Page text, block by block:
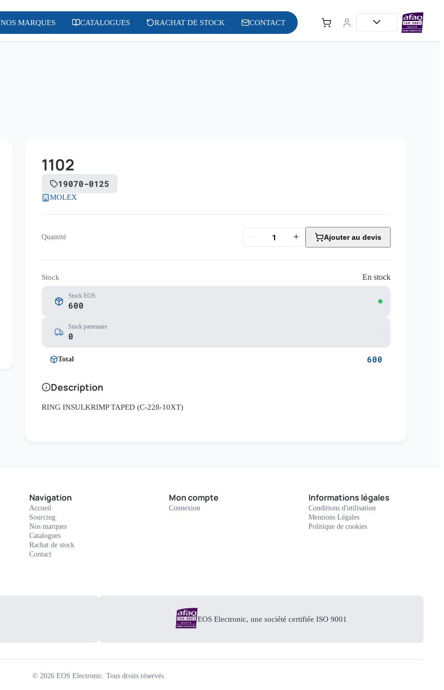
NOS MARQUES CATALOGUES RACHAT DE STOCK CONTACT
1102
19070-0125
MOLEX
Quantité Ajouter au devis
Stock En stock
Stock EOS
600
Stock partenaire
0
Total 600
Description
RING INSULKRIMP TAPED (C-228-10XT)
Navigation
Accueil
Sourcing
Nos marques
Catalogues
Rachat de stock
Contact
Mon compte
Connexion
Informations légales
Conditions d'utilisation
Mentions Légales
Politique de cookies
EOS Electronic, une société certifiée ISO 9001
© 2026 EOS Electronic. Tous droits réservés.